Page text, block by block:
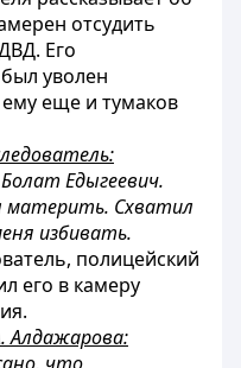
отсудить
Его
уволен
еще и тумаков
Едыгеевич.
материть. Схватил
избивать.
полицейский
его в камеру
Алдажарова: